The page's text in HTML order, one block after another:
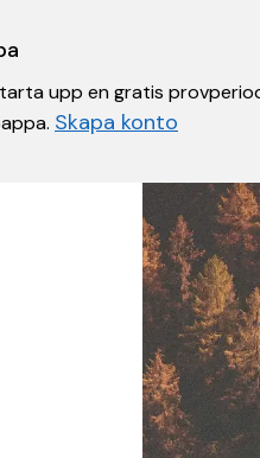
upp en gratis
Skapa konto